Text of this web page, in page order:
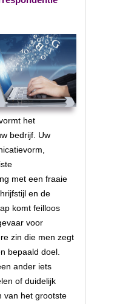
het
bedrijf. Uw
met een fraaie
en de
komt feilloos
voor
zin die men zegt
bepaald doel.
ander iets
of duidelijk
van het grootste